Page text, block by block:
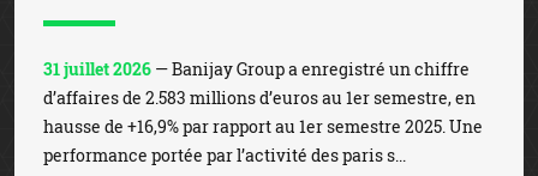
31 juillet 2026 — Banijay Group a enregistré un chiffre
d’affaires de 2.583 millions d’euros au 1er semestre, en
hausse de +16,9% par rapport au 1er semestre 2025. Une
performance portée par l’activité des paris s...